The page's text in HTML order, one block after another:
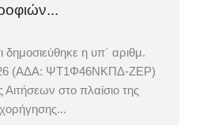
η υπ΄ αριθμ.
(ΑΔΑ: ΨΤ1Φ46ΝΚΠΔ-ΖΕΡ)
στο πλαίσιο της